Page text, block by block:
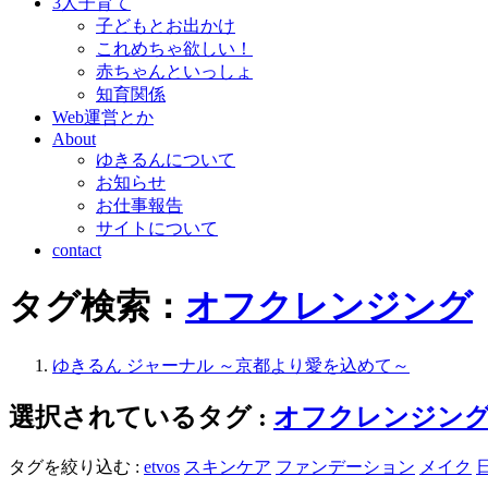
子どもとお出かけ
これめちゃ欲しい！
赤ちゃんといっしょ
知育関係
Web運営とか
About
ゆきるんについて
お知らせ
お仕事報告
サイトについて
contact
タグ検索： オフクレンジング
ゆきるん ジャーナル ～京都より愛を込めて～
選択されているタグ : オフクレンジン
タグを絞り込む : etvos スキンケア ファンデーション メイク